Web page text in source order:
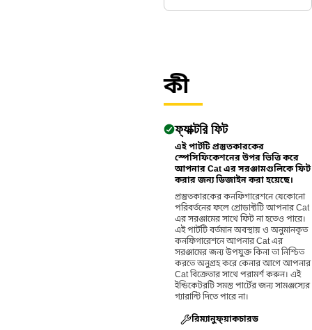
কী
ফ্যাক্টরি ফিট
এই পার্টটি প্রস্তুতকারকের
স্পেসিফিকেশনের উপর ভিত্তি করে
আপনার Cat এর সরঞ্জামগুলিকে ফিট
করার জন্য ডিজাইন করা হয়েছে।
প্রস্তুতকারকের কনফিগারেশনে যেকোনো
পরিবর্তনের ফলে প্রোডাক্টটি আপনার Cat
এর সরঞ্জামের সাথে ফিট না হতেও পারে।
এই পার্টটি বর্তমান অবস্থায় ও অনুমানকৃত
কনফিগারেশনে আপনার Cat এর
সরঞ্জামের জন্য উপযুক্ত কিনা তা নিশ্চিত
করতে অনুগ্রহ করে কেনার আগে আপনার
Cat বিক্রেতার সাথে পরামর্শ করুন। এই
ইন্ডিকেটরটি সমস্ত পার্টের জন্য সামঞ্জস্যের
গ্যারান্টি দিতে পারে না।
রিম্যানুফ্য়াকচারড